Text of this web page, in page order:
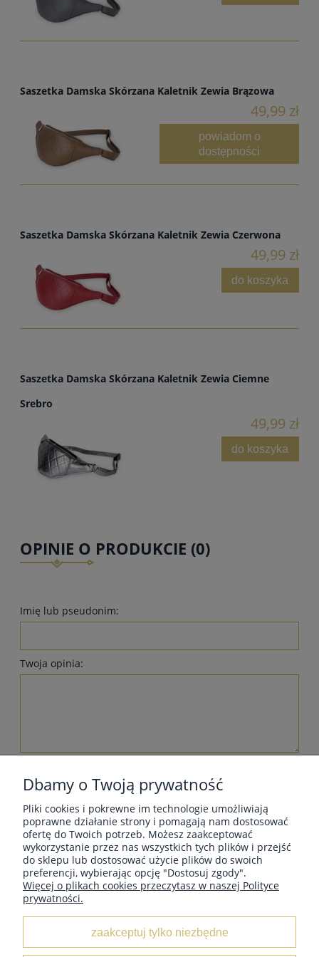
Saszetka Damska Skórzana Kaletnik Zewia Brązowa
49,99 zł
powiadom o
dostępności
Saszetka Damska Skórzana Kaletnik Zewia Czerwona
49,99 zł
do koszyka
Saszetka Damska Skórzana Kaletnik Zewia Ciemne
Srebro
49,99 zł
do koszyka
OPINIE O PRODUKCIE (0)
Imię lub pseudonim:
Twoja opinia:
MOJE KONTO
O NAS
Dbamy o Twoją prywatność
Pliki cookies i pokrewne im technologie umożliwiają
poprawne działanie strony i pomagają nam dostosować
ofertę do Twoich potrzeb. Możesz zaakceptować
wykorzystanie przez nas wszystkich tych plików i przejść
do sklepu lub dostosować użycie plików do swoich
preferencji, wybierając opcję "Dostosuj zgody".
Więcej o plikach cookies przeczytasz w naszej Polityce
prywatności.
zaakceptuj tylko niezbędne